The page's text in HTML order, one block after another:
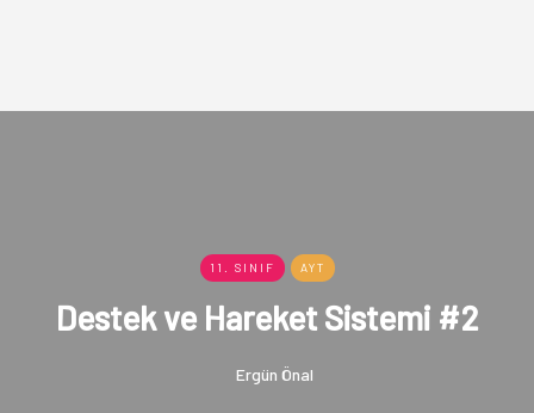
11. SINIF AYT
Destek ve Hareket Sistemi #2
Ergün Önal